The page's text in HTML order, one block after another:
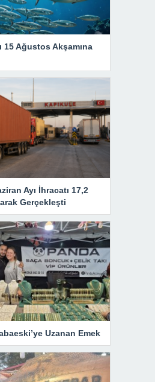
15 Ağustos Akşamına
Ayı İhracatı 17,2
Gerçekleşti
Uzanan Emek